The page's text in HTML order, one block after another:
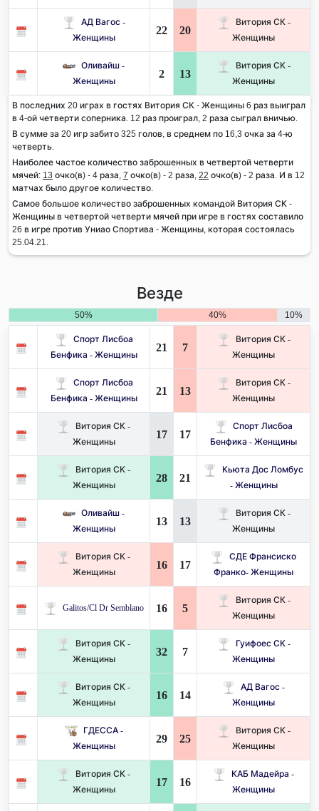
АД Вагос -
Женщины
22 20
Витория СК -
Женщины
Оливайш -
Женщины
2 13
Витория СК -
Женщины
В последних 20 играх в гостях Витория СК - Женщины 6 раз выиграл
в 4-ой четверти соперника. 12 раз проиграл, 2 раза сыграл вничью.
В сумме за 20 игр забито 325 голов, в среднем по 16,3 очка за 4-ю
четверть.
Наиболее частое количество заброшенных в четвертой четверти
мячей: 13 очко(в) - 4 раза, 7 очко(в) - 2 раза, 22 очко(в) - 2 раза. И в 12
матчах было другое количество.
Самое большое количество заброшенных командой Витория СК -
Женщины в четвертой четверти мячей при игре в гостях составило
26 в игре против Униао Спортива - Женщины, которая состоялась
25.04.21.
Везде
50% 40% 10%
Спорт Лисбоа
Бенфика - Женщины
21 7
Витория СК -
Женщины
Спорт Лисбоа
Бенфика - Женщины
21 13
Витория СК -
Женщины
Витория СК -
Женщины
17 17
Спорт Лисбоа
Бенфика - Женщины
Витория СК -
Женщины
28 21
Кьюта Дос Ломбус
- Женщины
Оливайш -
Женщины
13 13
Витория СК -
Женщины
Витория СК -
Женщины
16 17
СДЕ Франсиско
Франко- Женщины
Galitos/Cl Dr Semblano 16 5
Витория СК -
Женщины
Витория СК -
Женщины
32 7
Гуифоес СК -
Женщины
Витория СК -
Женщины
16 14
АД Вагос -
Женщины
ГДЕССА -
Женщины
29 25
Витория СК -
Женщины
Витория СК -
Женщины
17 16
КАБ Мадейра -
Женщины